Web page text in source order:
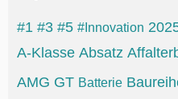
#1 #3 #5 #Innovation
A-Klasse Absatz
AMG GT Batterie